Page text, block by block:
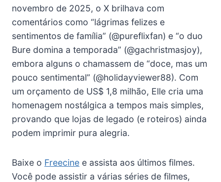
novembro de 2025, o X brilhava com
comentários como “lágrimas felizes e
sentimentos de família” (@pureflixfan) e “o duo
Bure domina a temporada” (@gachristmasjoy),
embora alguns o chamassem de “doce, mas um
pouco sentimental” (@holidayviewer88). Com
um orçamento de US$ 1,8 milhão, Elle cria uma
homenagem nostálgica a tempos mais simples,
provando que lojas de legado (e roteiros) ainda
podem imprimir pura alegria.
Baixe o Freecine e assista aos últimos filmes.
Você pode assistir a várias séries de filmes,